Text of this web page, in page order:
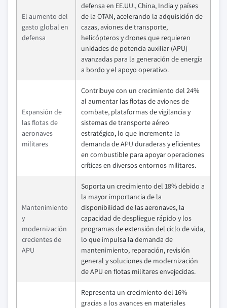
El aumento del
gasto global en
defensa
defensa en EE.UU., China, India y países
de la OTAN, acelerando la adquisición de
cazas, aviones de transporte,
helicópteros y drones que requieren
unidades de potencia auxiliar (APU)
avanzadas para la generación de energía
a bordo y el apoyo operativo.
Expansión de
las flotas de
aeronaves
militares
Contribuye con un crecimiento del 24%
al aumentar las flotas de aviones de
combate, plataformas de vigilancia y
sistemas de transporte aéreo
estratégico, lo que incrementa la
demanda de APU duraderas y eficientes
en combustible para apoyar operaciones
críticas en diversos entornos militares.
Mantenimiento
y
modernización
crecientes de
APU
Soporta un crecimiento del 18% debido a
la mayor importancia de la
disponibilidad de las aeronaves, la
capacidad de despliegue rápido y los
programas de extensión del ciclo de vida,
lo que impulsa la demanda de
mantenimiento, reparación, revisión
general y soluciones de modernización
de APU en flotas militares envejecidas.
Representa un crecimiento del 16%
gracias a los avances en materiales